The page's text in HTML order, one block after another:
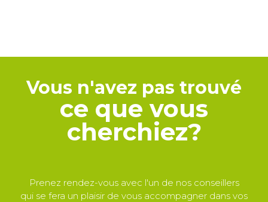
Vous n'avez pas trouvé
ce que vous
cherchiez?
Prenez rendez-vous avec l'un de nos conseillers
qui se fera un plaisir de vous accompagner dans vos